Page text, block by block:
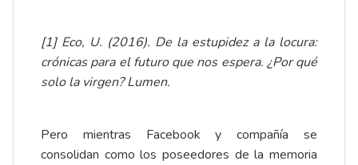
[1] Eco, U. (2016). De la estupidez a la locura:
crónicas para el futuro que nos espera. ¿Por qué
solo la virgen? Lumen.
Pero mientras Facebook y compañía se
consolidan como los poseedores de la memoria